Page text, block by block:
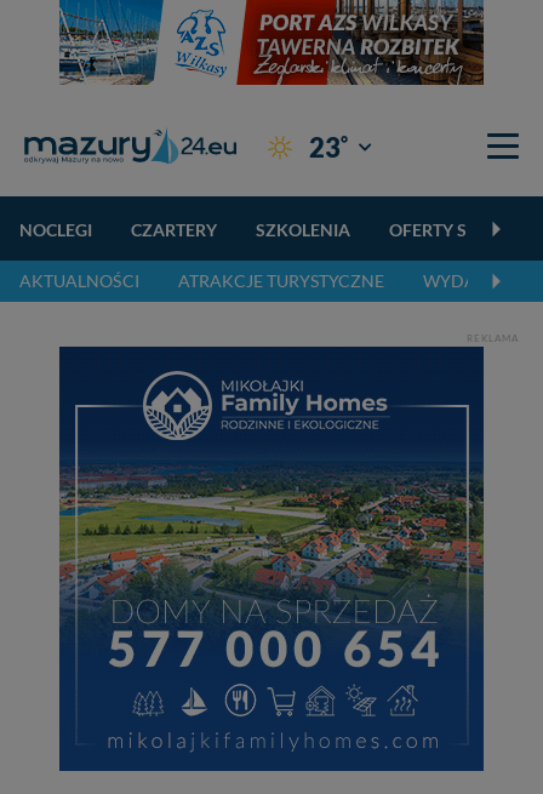
23° Giżycko
NOCLEGI CZARTERY SZKOLENIA OFERTY
AKTUALNOŚCI ATRAKCJE TURYSTYCZNE WYDARZENIA
REKLAMA